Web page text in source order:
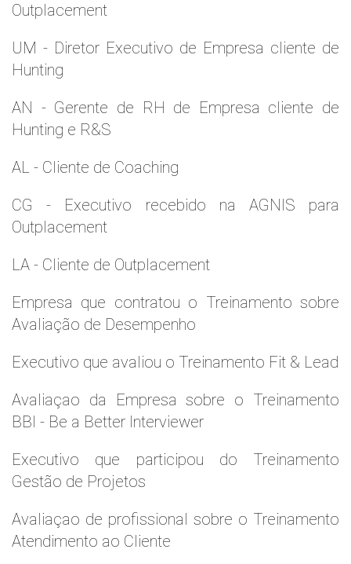
Outplacement
UM - Diretor Executivo de Empresa cliente de
Hunting
AN - Gerente de RH de Empresa cliente de
Hunting e R&S
AL - Cliente de Coaching
CG - Executivo recebido na AGNIS para
Outplacement
LA - Cliente de Outplacement
Empresa que contratou o Treinamento sobre
Avaliação de Desempenho
Executivo que avaliou o Treinamento Fit & Lead
Avaliaçao da Empresa sobre o Treinamento
BBI - Be a Better Interviewer
Executivo que participou do Treinamento
Gestão de Projetos
Avaliaçao de profissional sobre o Treinamento
Atendimento ao Cliente